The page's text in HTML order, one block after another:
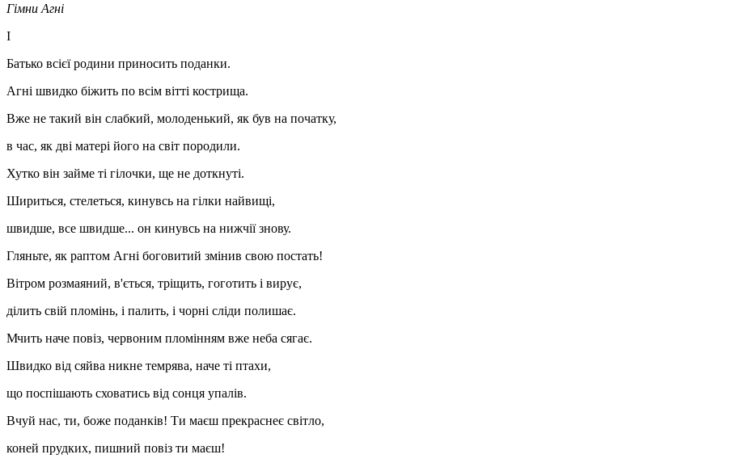
Гімни Агні
І
Батько всієї родини приносить поданки.
Агні швидко біжить по всім вітті кострища.
Вже не такий він слабкий, молоденький, як був на початку,
в час, як дві матері його на світ породили.
Хутко він займе ті гілочки, ще не доткнуті.
Шириться, стелеться, кинувсь на гілки найвищі,
швидше, все швидше... он кинувсь на нижчії знову.
Гляньте, як раптом Агні боговитий змінив свою постать!
Вітром розмаяний, в'ється, тріщить, гоготить і вирує,
ділить свій пломінь, і палить, і чорні сліди полишає.
Мчить наче повіз, червоним пломінням вже неба сягає.
Швидко від сяйва никне темрява, наче ті птахи,
що поспішають сховатись від сонця упалів.
Вчуй нас, ти, боже поданків! Ти маєш прекраснеє світло,
коней прудких, пишний повіз ти маєш!